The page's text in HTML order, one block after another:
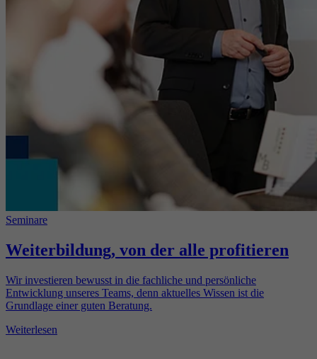
Seminare
Weiterbildung, von der alle profitieren
Wir investieren bewusst in die fachliche und persönliche
Entwicklung unseres Teams, denn aktuelles Wissen ist die
Grundlage einer guten Beratung.
Weiterlesen